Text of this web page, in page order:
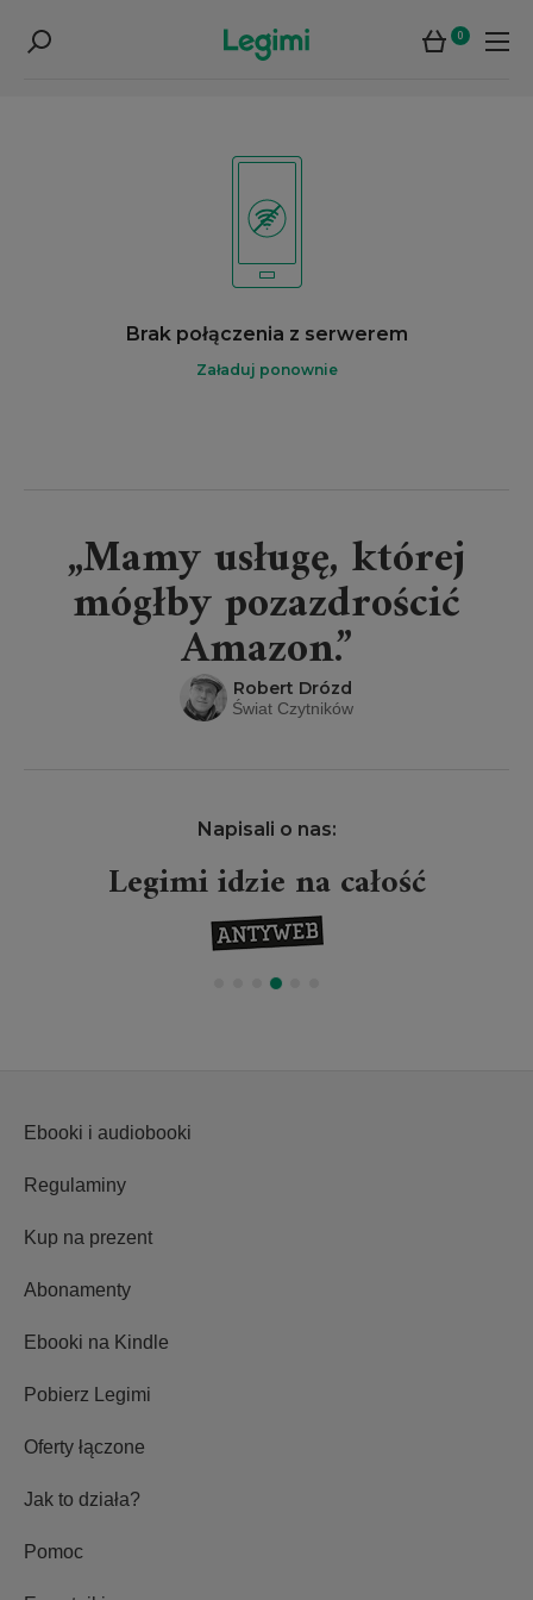
0
Brak połączenia z serwerem
Załaduj ponownie
„Mamy usługę, której
mógłby pozazdrościć
Amazon.”
Robert Drózd
Świat Czytników
Napisali o nas:
Legimi idzie na całość
Ebooki i audiobooki
Regulaminy
Kup na prezent
Abonamenty
Ebooki na Kindle
Pobierz Legimi
Oferty łączone
Jak to działa?
Pomoc